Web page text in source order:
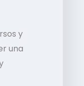
y
una